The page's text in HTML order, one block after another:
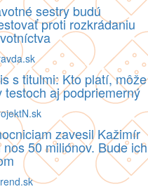
sestry budú
proti rozkrádaniu
s titulmi: Kto platí, môže
testoch aj podpriemerný
zavesil Kažimír
nos 50 miliónov. Bude ich